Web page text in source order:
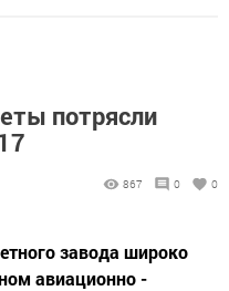
потрясли
867 0 0
завода широко
авиационно -